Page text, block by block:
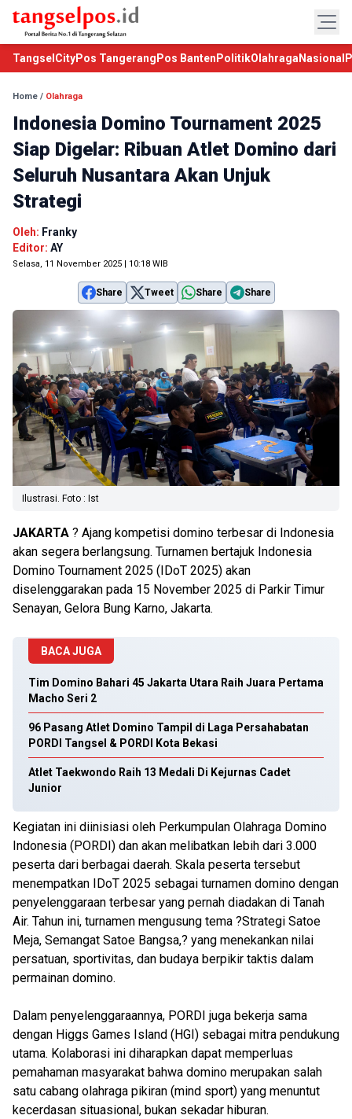
TangselCityPos Tangerang Pos Banten PolitikOlahraga Nasional
Home / Olahraga
Indonesia Domino Tournament 2025
Siap Digelar: Ribuan Atlet Domino dari
Seluruh Nusantara Akan Unjuk
Strategi
Oleh: Franky
Editor: AY
Selasa, 11 November 2025 | 10:18 WIB
Share Tweet Share Share
Ilustrasi. Foto : Ist
JAKARTA ? Ajang kompetisi domino terbesar di Indonesia
akan segera berlangsung. Turnamen bertajuk Indonesia
Domino Tournament 2025 (IDoT 2025) akan
diselenggarakan pada 15 November 2025 di Parkir Timur
Senayan, Gelora Bung Karno, Jakarta.
BACA JUGA
Tim Domino Bahari 45 Jakarta Utara Raih Juara Pertama
Macho Seri 2
96 Pasang Atlet Domino Tampil di Laga Persahabatan
PORDI Tangsel & PORDI Kota Bekasi
Atlet Taekwondo Raih 13 Medali Di Kejurnas Cadet
Junior
Kegiatan ini diinisiasi oleh Perkumpulan Olahraga Domino
Indonesia (PORDI) dan akan melibatkan lebih dari 3.000
peserta dari berbagai daerah. Skala peserta tersebut
menempatkan IDoT 2025 sebagai turnamen domino dengan
penyelenggaraan terbesar yang pernah diadakan di Tanah
Air. Tahun ini, turnamen mengusung tema ?Strategi Satoe
Meja, Semangat Satoe Bangsa,? yang menekankan nilai
persatuan, sportivitas, dan budaya berpikir taktis dalam
permainan domino.
Dalam penyelenggaraannya, PORDI juga bekerja sama
dengan Higgs Games Island (HGI) sebagai mitra pendukung
utama. Kolaborasi ini diharapkan dapat memperluas
pemahaman masyarakat bahwa domino merupakan salah
satu cabang olahraga pikiran (mind sport) yang menuntut
kecerdasan situasional, bukan sekadar hiburan.